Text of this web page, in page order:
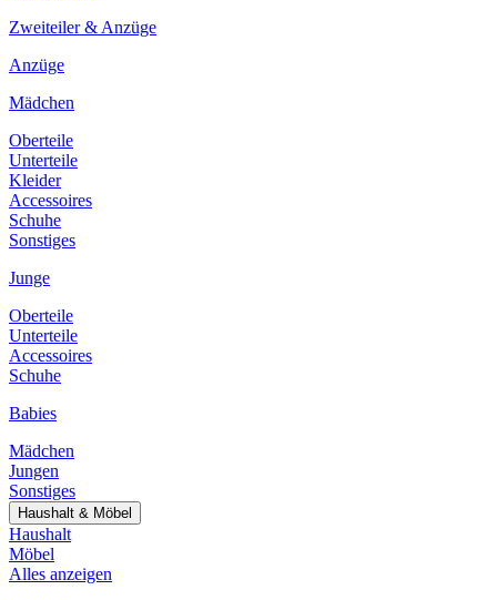
Zweiteiler & Anzüge
Anzüge
Mädchen
Oberteile
Unterteile
Kleider
Accessoires
Schuhe
Sonstiges
Junge
Oberteile
Unterteile
Accessoires
Schuhe
Babies
Mädchen
Jungen
Sonstiges
Haushalt & Möbel
Haushalt
Möbel
Alles anzeigen